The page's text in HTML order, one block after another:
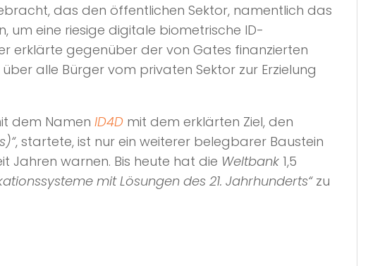
das den öffentlichen Sektor, namentlich das
um eine riesige digitale biometrische ID-
erklärte gegenüber der von Gates finanzierten
alle Bürger vom privaten Sektor zur Erzielung
dem Namen ID4D mit dem erklärten Ziel, den
, startete, ist nur ein weiterer belegbarer Baustein
Jahren warnen. Bis heute hat die Weltbank 1,5
mit Lösungen des 21. Jahrhunderts“zu